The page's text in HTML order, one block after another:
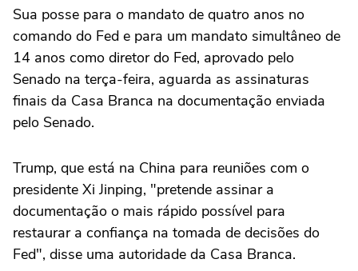
Sua posse para o mandato de quatro anos no
comando do Fed e para um mandato simultâneo de
14 anos como diretor do Fed, aprovado pelo
Senado na terça-feira, aguarda as assinaturas
finais da Casa Branca na documentação enviada
pelo Senado.
Trump, que está na China para ⁠reuniões com o
presidente Xi Jinping, "pretende assinar a
documentação o mais rápido possível para
restaurar a confiança na tomada de decisões do
Fed", disse uma autoridade da Casa Branca.